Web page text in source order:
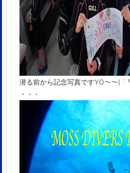
潜る前から記念写真ですYO〜〜(
・・・